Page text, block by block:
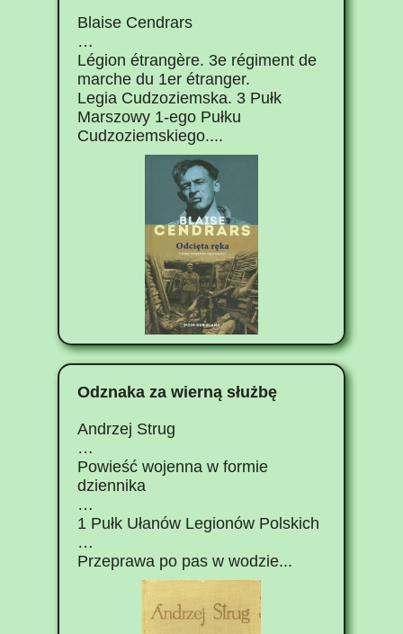
Blaise Cendrars
…
Légion étrangère. 3e régiment de
marche du 1er étranger.
Legia Cudzoziemska. 3 Pułk
Marszowy 1-ego Pułku
Cudzoziemskiego....
Odznaka za wierną służbę
Andrzej Strug
…
Powieść wojenna w formie
dziennika
…
1 Pułk Ułanów Legionów Polskich
…
Przeprawa po pas w wodzie...